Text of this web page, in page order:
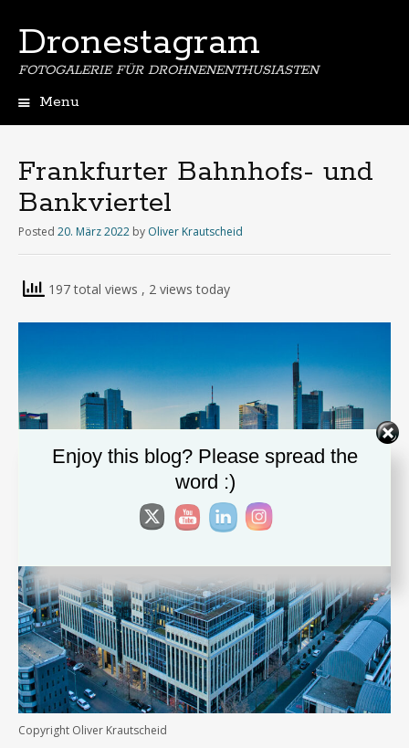
Dronestagram
FOTOGALERIE FÜR DROHNENENTHUSIASTEN
Menu
Frankfurter Bahnhofs- und
Bankviertel
Posted 20. März 2022 by Oliver Krautscheid
197 total views , 2 views today
Copyright Oliver Krautscheid
Enjoy this blog? Please spread the
word :)